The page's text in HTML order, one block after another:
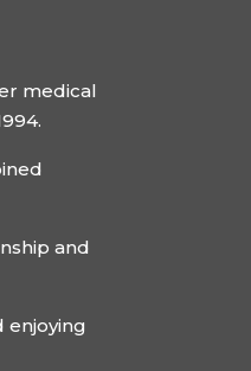
medical
and
enjoying